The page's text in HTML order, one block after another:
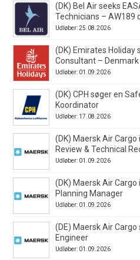
(DK) Bel Air seeks
Technicians – AW189
Udløber: 25.08.2026
(DK) Emirates Holiday
Consultant – Denmark
Udløber: 01.09.2026
(DK) CPH søger en
Koordinator
Udløber: 17.08.2026
(DK) Maersk Air
Review & Technical
Udløber: 01.09.2026
(DK) Maersk Air
Planning Manager
Udløber: 01.09.2026
(DE) Maersk Air
Engineer
Udløber: 01.09.2026